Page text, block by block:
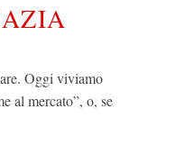
Oggi viviamo
al mercato”, o, se